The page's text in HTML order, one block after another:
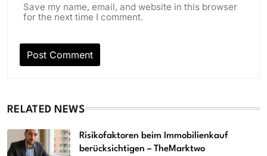
Save my name, email, and website in this browser
for the next time I comment.
RELATED NEWS
Risikofaktoren beim Immobilienkauf
berücksichtigen – TheMarktwo